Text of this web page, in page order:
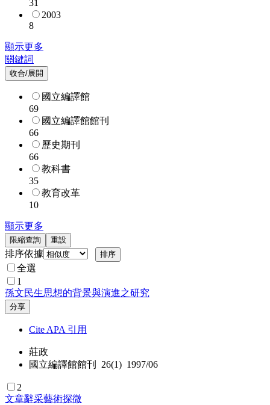
31
2003
8
顯示更多
關鍵詞
收合/展開
國立編譯館
69
國立編譯館館刊
66
歷史期刊
66
教科書
35
教育改革
10
顯示更多
限縮查詢 重設
排序依據
全選
1
孫文民生思想的背景與演進之研究
分享
Cite APA 引用
莊政
國立編譯館館刊 26(1) 1997/06
2
文章辭采藝術探微